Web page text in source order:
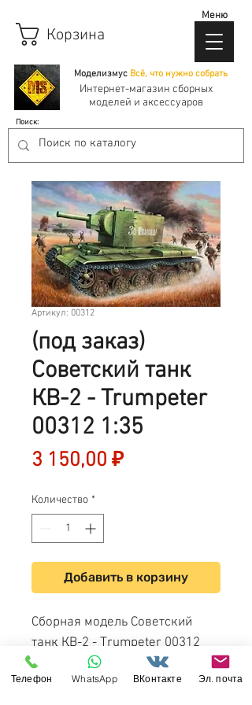
Моделизмус Всё, что нужно собрать
Корзина
Интернет-магазин сборных
моделей и аксессуаров
Поиск:
Меню
Артикул: 00312
(под заказ)
Советский танк
КВ-2 - Trumpeter
00312 1:35
3 150,00 ₽Цена
Количество *
Добавить в корзину
Сборная модель Советский
танк КВ-2 - Trumpeter 00312
1:35
Телефон WhatsApp ВКонтакте Эл. почта